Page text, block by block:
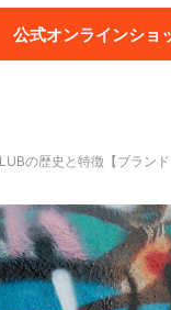
公式オンラインショ
の歴史と特徴【ブランド